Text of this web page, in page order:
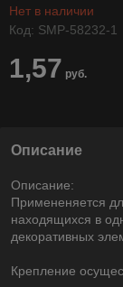
Нет в наличии
Код: SMP-58232-1
1,57 руб.
Описание
Описание:
Примененяется
находящихся в
декоративных
Крепление